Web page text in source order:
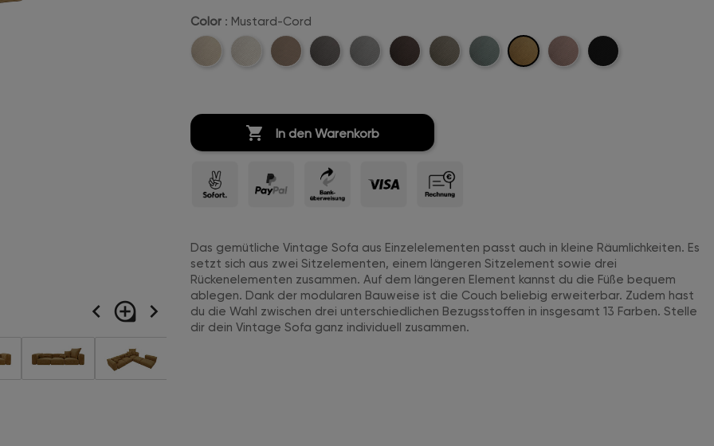
navigate_before loupe navigate_next
Color : Mustard-Cord
Beige-
Creme-Sand-
Anthrazit-Hellgrau-Dunkelbraun-
Khaki-
Mintgreen-Mustard-
Cord
Rosa-
Schwarz-
 In den Warenkorb
Das gemütliche Vintage Sofa aus Einzelelementen passt auch in kleine Räumlichkeiten. Es
setzt sich aus zwei Sitzelementen, einem längeren Sitzelement sowie drei
Rückenelementen zusammen. Auf dem längeren Element kannst du die Füße bequem
ablegen. Dank der modularen Bauweise ist die Couch beliebig erweiterbar. Zudem hast
du die Wahl zwischen drei unterschiedlichen Bezugsstoffen in insgesamt 13 Farben. Stelle
dir dein Vintage Sofa ganz individuell zusammen.